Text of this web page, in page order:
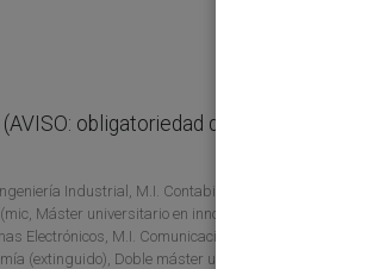
obligatoriedad de inscripción
Industrial, M.I. Contabilidad y Finanzas,
Máster universitario en innovación, desarrollo
Electrónicos, M.I. Comunicación Móvil, M.U.
(extinguido), Doble máster universitario en